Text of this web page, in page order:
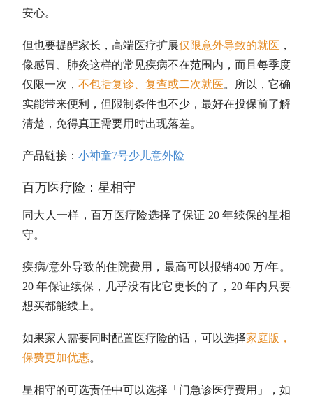
安心。
但也要提醒家长，高端医疗扩展仅限意外导致的就医 ，
像感冒、肺炎这样的常见疾病不在范围内，而且每季度
仅限一次， 不包括复诊、复查或二次就医。所以，它确
实能带来便利，但限制条件也不少，最好在投保前了解
清楚，免得真正需要用时出现落差。
产品链接： 小神童7号少儿意外险
百万医疗险：星相守
同大人一样，百万医疗险选择了保证 20 年续保的星相
守。
疾病/意外导致的住院费用，最高可以报销400 万/年。
20 年保证续保，几乎没有比它更长的了，20 年内只要
想买都能续上。
如果家人需要同时配置医疗险的话，可以选择家庭版，
保费更加优惠。
星相守的可选责任中可以选择「门急诊医疗费用」，如